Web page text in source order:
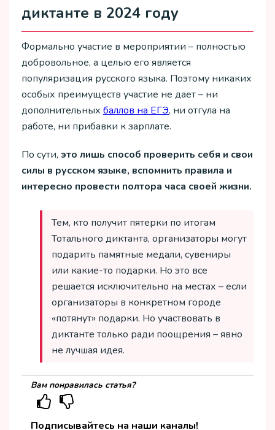
диктанте в 2024 году
Формально участие в мероприятии – полностью
добровольное, а целью его является
популяризация русского языка. Поэтому никаких
особых преимуществ участие не дает – ни
дополнительных баллов на ЕГЭ, ни отгула на
работе, ни прибавки к зарплате.
По сути, это лишь способ проверить себя и свои
силы в русском языке, вспомнить правила и
интересно провести полтора часа своей жизни.
Тем, кто получит пятерки по итогам
Тотального диктанта, организаторы могут
подарить памятные медали, сувениры
или какие-то подарки. Но это все
решается исключительно на местах – если
организаторы в конкретном городе
«потянут» подарки. Но участвовать в
диктанте только ради поощрения – явно
не лучшая идея.
Вам понравилась статья?
Подписывайтесь на наши каналы!